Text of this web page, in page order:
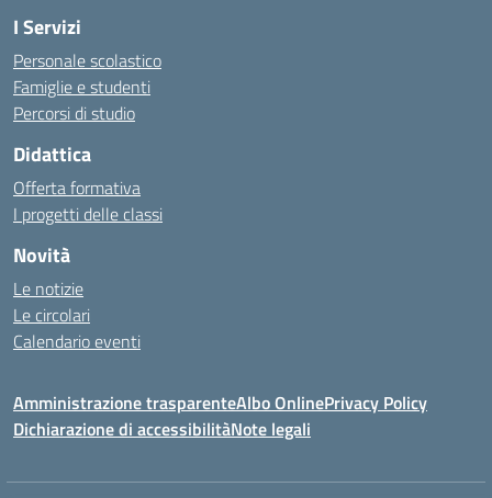
I Servizi
Personale scolastico
Famiglie e studenti
Percorsi di studio
Didattica
Offerta formativa
I progetti delle classi
Novità
Le notizie
Le circolari
Calendario eventi
Amministrazione trasparenteAlbo OnlinePrivacy Policy
Dichiarazione di accessibilitàNote legali